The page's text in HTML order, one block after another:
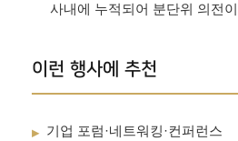
사내에 누적되어 분단위 의전
이런 행사에 추천
▸ 기업 포럼·네트워킹·컨퍼런스